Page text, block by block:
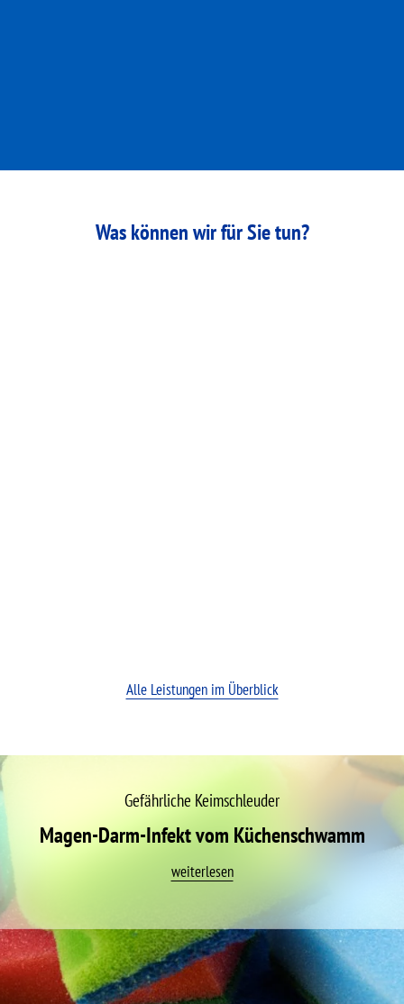
Was können wir für Sie tun?
Alle Leistungen im Überblick
Gefährliche Keimschleuder
Magen-Darm-Infekt vom Küchenschwamm
weiterlesen